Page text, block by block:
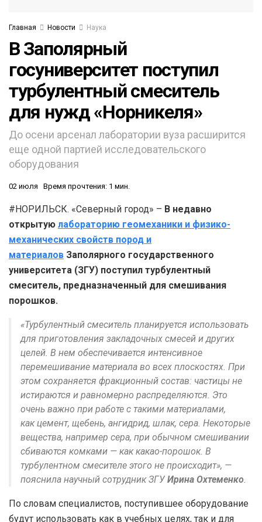
Главная Новости Наука
В Заполярный
госуниверситет поступил
турбулентный смеситель
для нужд «Норникеля»
До осени арсенал лаборатории вуза расширится
еще одной партией исследовательского
оборудования
02 июля Время прочтения: 1 мин.
#НОРИЛЬСК. «Северный город» – В недавно
открытую лабораторию геомеханики и физико-
механических свойств пород и
материалов Заполярного государственного
университета (ЗГУ) поступил турбулентный
смеситель, предназначенный для смешивания
порошков.
«Турбулентный смеситель планируется использовать
для приготовления закладочных смесей и других
целей. В нем обеспечивается интенсивное
перемешивание материала во всех плоскостях. При
этом сохраняется фракционный состав: частицы не
истираются и равномерно распределяются. Это
очень важно при работе с такими материалами,
как цемент, щебень, ангидрид, шлак, сера. Некоторые
вещества, например сера, при обычном смешивании
сбиваются комками — как какао-порошок. В
турбулентном смесителе этого не происходит», —
пояснила научный сотрудник ЗГУИрина Охтеменко.
По словам специалистов, поступившее оборудование
будут использовать как в учебных целях, так и для